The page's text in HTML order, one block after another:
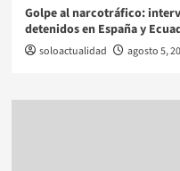
Golpe al narcotráfico:
detenidos en España y
soloactualidad agosto 5,